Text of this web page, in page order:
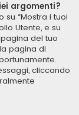
argomenti?
“Mostra i tuoi
Utente, e su
del tuo
pagina di
cliccando